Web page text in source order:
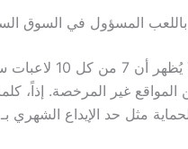
باللعب المسؤول في السوق
غير المرخصة. إذاً،
مثل حد الإيداع الشهري بـ 5 000 ر.